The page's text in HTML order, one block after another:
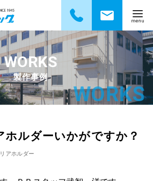
製作事例
ホルダーいかがですか？
アホルダー